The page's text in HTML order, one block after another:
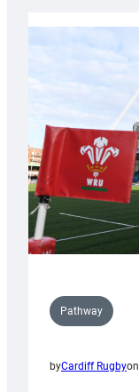
Pathway
byCardiff Rugbyon